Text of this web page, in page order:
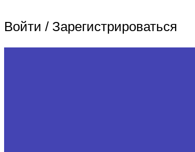
Войти / Зарегистрироваться